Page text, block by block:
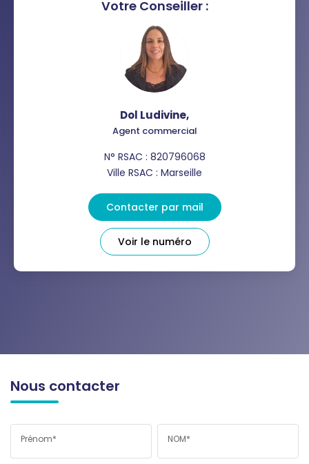
Votre Conseiller :
Dol Ludivine,
Agent commercial
N° RSAC : 820796068
Ville RSAC : Marseille
Contacter par mail
Voir le numéro
Nous contacter
Prénom* NOM*